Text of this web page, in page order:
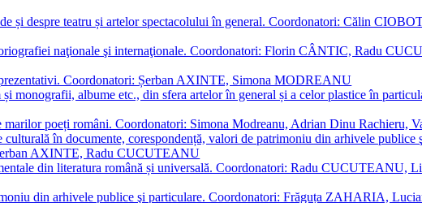
și despre teatru și artelor spectacolului în general. Coordonatori: Călin
naţionale şi internaţionale. Coordonatori: Florin CÂNTIC, Radu
Coordonatori: Șerban AXINTE, Simona MODREANU
monografii, albume etc., din sfera artelor în general și a celor plastice în
poeți români. Coordonatori: Simona Modreanu, Adrian Dinu Rachieru,
în documente, corespondență, valori de patrimoniu din arhivele publice
AXINTE, Radu CUCUTEANU
din literatura română și universală. Coordonatori: Radu CUCUTEANU,
din arhivele publice şi particulare. Coordonatori: Frăguța ZAHARIA,